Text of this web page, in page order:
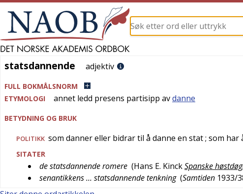
statsdannende
statsdannende adjektiv
FULL BOKMÅLSNORM
ETYMOLOGI
annet ledd presens partisipp avdanne
BETYDNING OG BRUK
POLITIKK som danner eller bidrar til å danne en stat; som har
SITATER
de statsdannende romere (Hans E. KinckSpanske
senantikkens … statsdannende tenkning (Samtiden 1933/